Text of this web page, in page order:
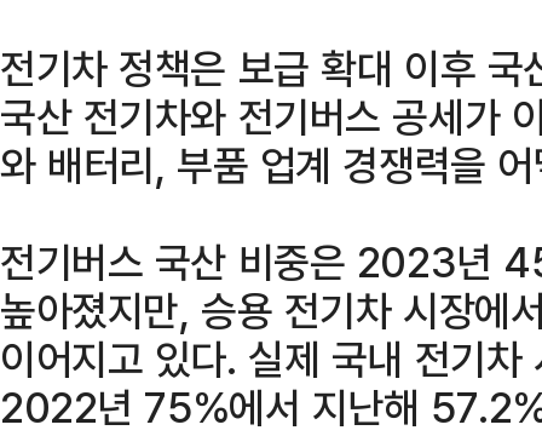
전기차 정책은 보급 확대 이후
국산 전기차와 전기버스 공세가
와 배터리, 부품 업계 경쟁력을
전기버스 국산 비중은 2023년
높아졌지만, 승용 전기차 시장에
이어지고 있다. 실제 국내 전기
2022년 75%에서 지난해